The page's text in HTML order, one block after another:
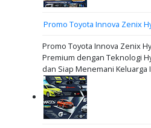
Promo Toyota Innova Zenix
Promo Toyota Innova Zenix
Premium dengan Teknologi
dan Siap Menemani Keluarga